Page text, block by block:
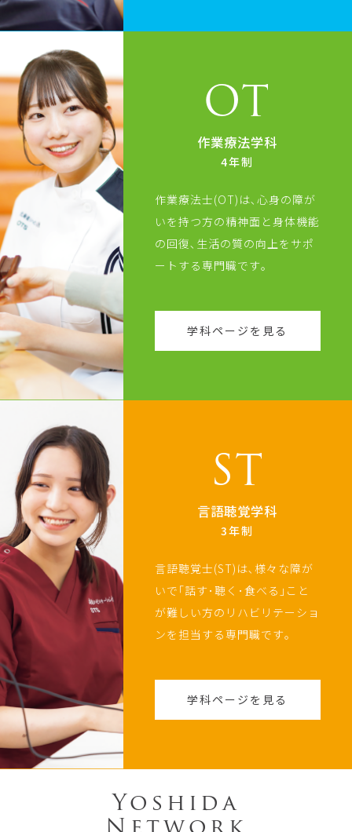
OT
作業療法学科
4年制
作業療法士(OT)は､心身の障が
いを持つ方の精神面と身体機能
の回復､生活の質の向上をサポ
ートする専門職です｡
学科ページを見る
ST
言語聴覚学科
3年制
言語聴覚士(ST)は､様々な障が
いで｢話す･聴く･食べる｣こと
が難しい方のリハビリテーショ
ンを担当する専門職です｡
学科ページを見る
Yoshida